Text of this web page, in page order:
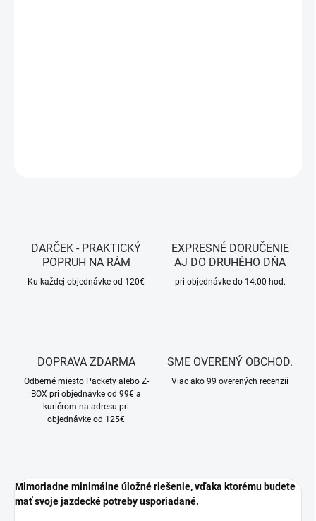
DARČEK - PRAKTICKÝ
POPRUH NA RÁM
Ku každej objednávke od 120€
EXPRESNÉ DORUČENIE
AJ DO DRUHÉHO DŇA
pri objednávke do 14:00 hod.
DOPRAVA ZDARMA
Odberné miesto Packety alebo Z-
BOX pri objednávke od 99€ a
kuriérom na adresu pri
objednávke od 125€
SME OVERENÝ OBCHOD.
Viac ako 99 overených recenzií
Mimoriadne minimálne úložné riešenie, vďaka ktorému budete
mať svoje jazdecké potreby usporiadané.